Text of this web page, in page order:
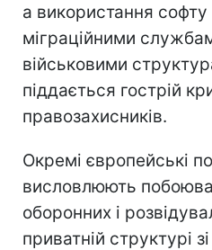
а використання
міграційними
військовими
піддається гострій
правозахисників.
Окремі європейські
висловлюють
оборонних і
приватній структурі